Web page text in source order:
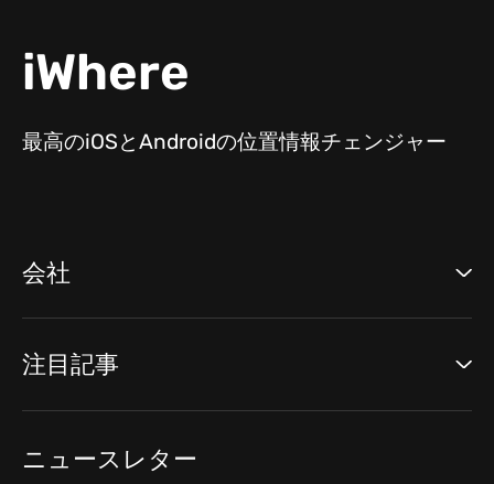
iWhere
最高のiOSとAndroidの位置情報チェンジャー
会社
注目記事
ニュースレター